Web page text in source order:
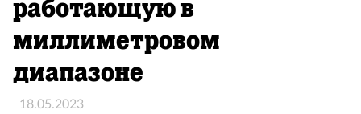
работающую в
миллиметровом
диапазоне
18.05.2023